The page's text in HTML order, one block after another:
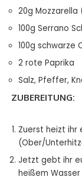
20g Mozzarella
100g Serrano
100g schwarze
2 rote Paprika
Salz, Pfeffer,
ZUBEREITUNG:
Zuerst heizt ihr
(Ober/
Jetzt gebt ihr
heißem